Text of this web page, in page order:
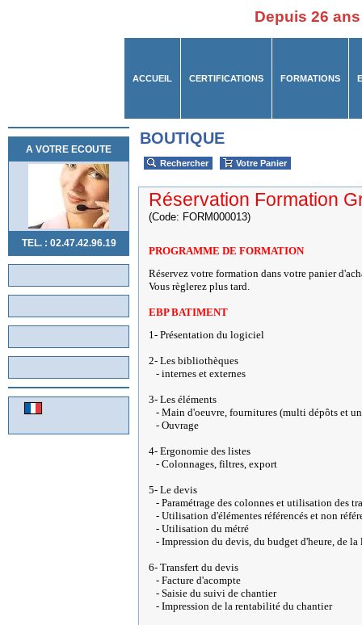
Depuis 26 ans
ACCUEIL CERTIFICATIONS FORMATIONS
A VOTRE ECOUTE
TEL. : 02.47.42.96.19
BOUTIQUE
Rechercher Votre Panier
Réservation Formation
(Code: FORM000013)
PROGRAMME DE FORMATION
Réservez votre formation dans votre panier
Vous règlerez plus tard.
EBP BATIMENT
1- Présentation du logiciel
2- Les bibliothèques
- internes et externes
3- Les éléments
- Main d'oeuvre, fournitures (multi dépôts et
- Ouvrage
4- Ergonomie des listes
- Colonnages, filtres, export
5- Le devis
- Paramétrage des colonnes et utilisation des
- Utilisation d'élémentes référencés et non
- Utilisation du métré
- Impression du devis, du budget d'heure, de
6- Transfert du devis
- Facture d'acompte
- Saisie du suivi de chantier
- Impression de la rentabilité du chantier